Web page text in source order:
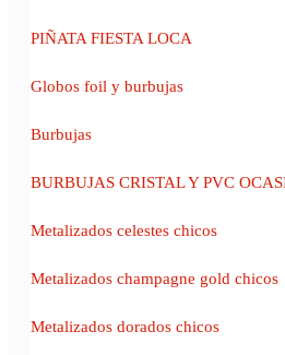
PIÑATA FIESTA LOCA
Globos foil y burbujas
Burbujas
BURBUJAS CRISTAL Y PVC
Metalizados celestes chicos
Metalizados champagne gold chicos
Metalizados dorados chicos